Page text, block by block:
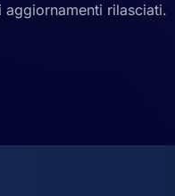
rilasciati.